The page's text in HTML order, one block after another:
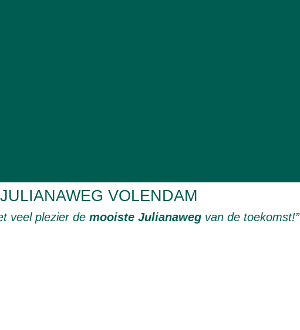
JULIANAWEG VOLENDAM
veel plezier de mooiste Julianawegvan de toekomst!”